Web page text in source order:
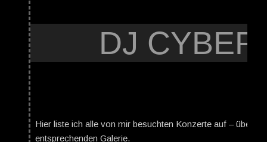
DJ
Hier liste ich alle von mir besuchten Konzerte auf – über
entsprechenden Galerie.